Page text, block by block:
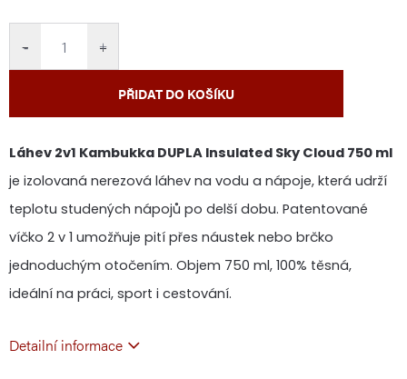
+
−
PŘIDAT DO KOŠÍKU
Láhev 2v1 Kambukka DUPLA Insulated Sky Cloud 750 ml
je izolovaná nerezová láhev na vodu a nápoje, která udrží
teplotu studených nápojů po delší dobu. Patentované
víčko 2 v 1 umožňuje pití přes náustek nebo brčko
jednoduchým otočením. Objem 750 ml, 100% těsná,
ideální na práci, sport i cestování.
Detailní informace